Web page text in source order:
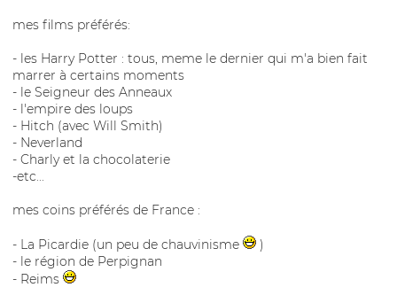
mes films préférés:
- les Harry Potter : tous, meme le dernier qui m'a bien fait
marrer à certains moments
- le Seigneur des Anneaux
- l'empire des loups
- Hitch (avec Will Smith)
- Neverland
- Charly et la chocolaterie
-etc...
mes coins préférés de France :
- La Picardie (un peu de chauvinisme
)
- le région de Perpignan
- Reims